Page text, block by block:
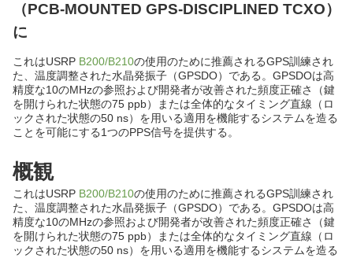
（PCB-MOUNTED GPS-DISCIPLINED TCXO）
に
これはUSRP B200/B210の使用のために推薦されるGPS訓練され
た、温度調整された水晶発振子（GPSDO）である。GPSDOは高
精度な10のMHzの参照および開発者が改善された頻度正確さ（鍵
を開けられた状態の75 ppb）または全体的なタイミング直線（ロ
ックされた状態の50 ns）を用いる適用を機能するシステムを造る
ことを可能にする1つのPPS信号を提供する。
概観
これはUSRP B200/B210の使用のために推薦されるGPS訓練され
た、温度調整された水晶発振子（GPSDO）である。GPSDOは高
精度な10のMHzの参照および開発者が改善された頻度正確さ（鍵
を開けられた状態の75 ppb）または全体的なタイミング直線（ロ
ックされた状態の50 ns）を用いる適用を機能するシステムを造る